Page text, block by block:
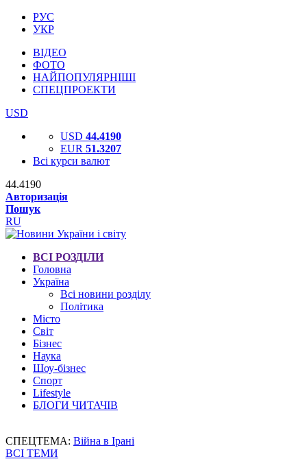
РУС
УКР
ВІДЕО
ФОТО
НАЙПОПУЛЯРНІШІ
СПЕЦПРОЕКТИ
USD
USD 44.4190
EUR 51.3207
Всі курси валют
44.4190
Авторизація
Пошук
RU
ВСІ РОЗДІЛИ
Головна
Україна
Всі новини розділу
Політика
Місто
Світ
Бізнес
Наука
Шоу-бізнес
Спорт
Lifestyle
БЛОГИ ЧИТАЧІВ
СПЕЦТЕМА: Війна в Ірані
ВСІ ТЕМИ